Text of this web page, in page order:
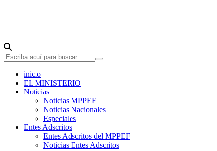
inicio
EL MINISTERIO
Noticias
Noticias MPPEF
Noticias Nacionales
Especiales
Entes Adscritos
Entes Adscritos del MPPEF
Noticias Entes Adscritos